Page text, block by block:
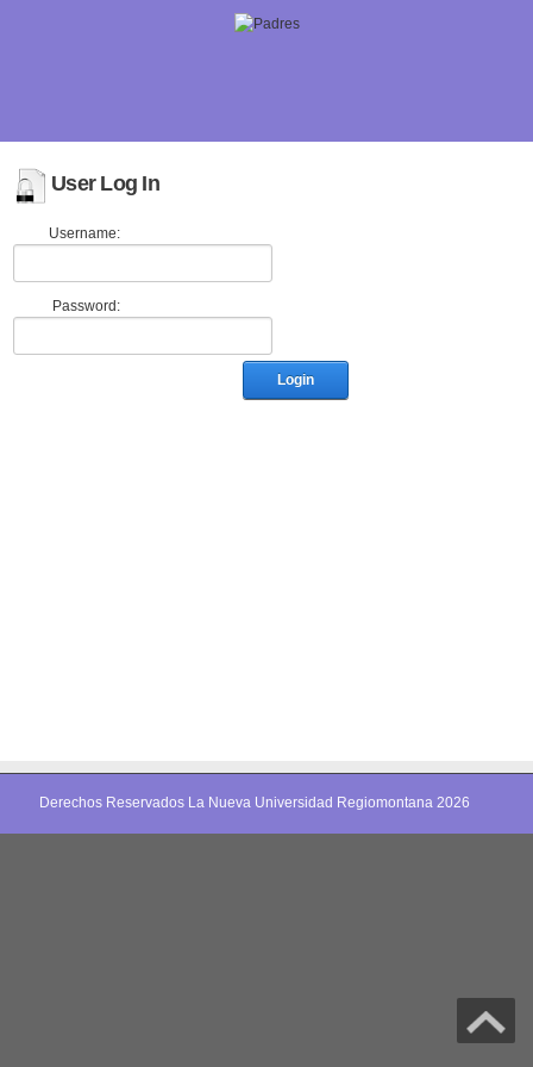
User Log In
Username:
Password:
Login
Derechos Reservados La Nueva Universidad Regiomontana 2026